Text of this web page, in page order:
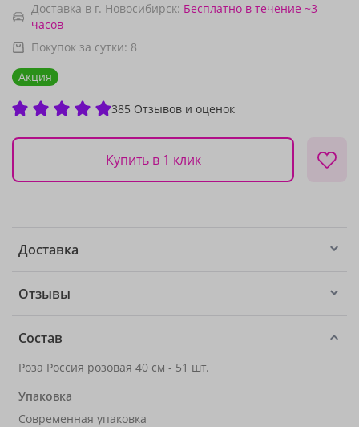
Доставка в г. Новосибирск: Бесплатно в течение ~3
часов
Покупок за сутки: 8
Акция
385 Отзывов и оценок
Купить в 1 клик
Доставка
Отзывы
Состав
Роза Россия розовая 40 см - 51 шт.
Упаковка
Современная упаковка